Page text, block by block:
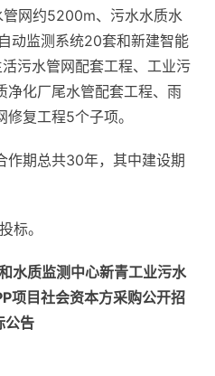
网约5200m、污水水质水
动监测系统20套和新建智能
污水管网配套工程、工业污
净化厂尾水管配套工程、雨
复工程5个子项。
作期总共30年，其中建设期
标。
水质监测中心新青工业污水
项目社会资本方采购公开招
公告